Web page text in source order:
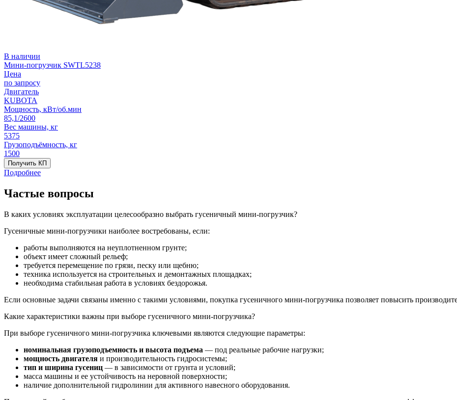
В наличии
Мини-погрузчик SWTL5238
Цена
по запросу
Двигатель
KUBOTA
Мощность, кВт/об.мин
85,1/2600
Вес машины, кг
5375
Грузоподъёмность, кг
1500
Получить КП
Подробнее
Частые вопросы
В каких условиях эксплуатации целесообразно выбрать гусеничный мини-погрузчик?
Гусеничные мини-погрузчики наиболее востребованы, если:
работы выполняются на неуплотненном грунте;
объект имеет сложный рельеф;
требуется перемещение по грязи, песку или щебню;
техника используется на строительных и демонтажных площадках;
необходима стабильная работа в условиях бездорожья.
Если основные задачи связаны именно с такими условиями, покупка гусеничного мини-погрузчика позволяет повысить
Какие характеристики важны при выборе гусеничного мини-погрузчика?
При выборе гусеничного мини-погрузчика ключевыми являются следующие параметры:
номинальная грузоподъемность и высота подъема — под реальные рабочие нагрузки;
мощность двигателя и производительность гидросистемы;
тип и ширина гусениц — в зависимости от грунта и условий;
масса машины и ее устойчивость на неровной поверхности;
наличие дополнительной гидролинии для активного навесного оборудования.